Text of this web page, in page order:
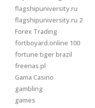
flagshipuniversity.ru
flagshipuniversity.ru 2
Forex Trading
fortboyard.online 100
fortune tiger brazil
freenas.pl
Gama Casino
gambling
games